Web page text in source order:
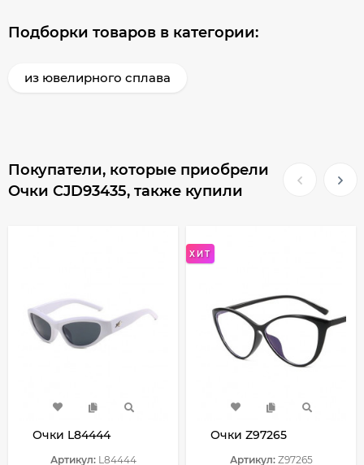
Подборки товаров в категории:
из ювелирного сплава
Покупатели, которые приобрели
Очки CJD93435, также купили
Очки L84444
Артикул:L84444
ХИТ
Очки Z97265
Артикул:Z97265